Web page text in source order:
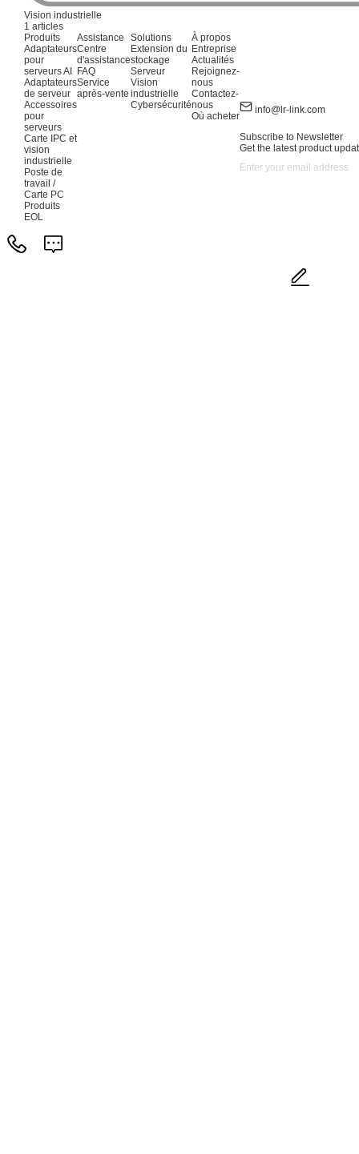
Vision industrielle
1 articles
Produits
Adaptateurs
pour
serveurs AI
Adaptateurs
de serveur
Accessoires
pour
serveurs
Carte IPC et
vision
industrielle
Poste de
travail /
Carte PC
Produits
EOL
Assistance
Centre
d'assistance
FAQ
Service
après-vente
Solutions
Extension du
stockage
Serveur
Vision
industrielle
Cybersécurité
À propos
Entreprise
Actualités
Rejoignez-
nous
Contactez-
nous
Où acheter
info@lr-link.com
Subscribe to Newsletter
Get the latest product